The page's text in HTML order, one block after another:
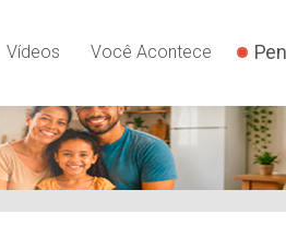
Vídeos Você Acontece